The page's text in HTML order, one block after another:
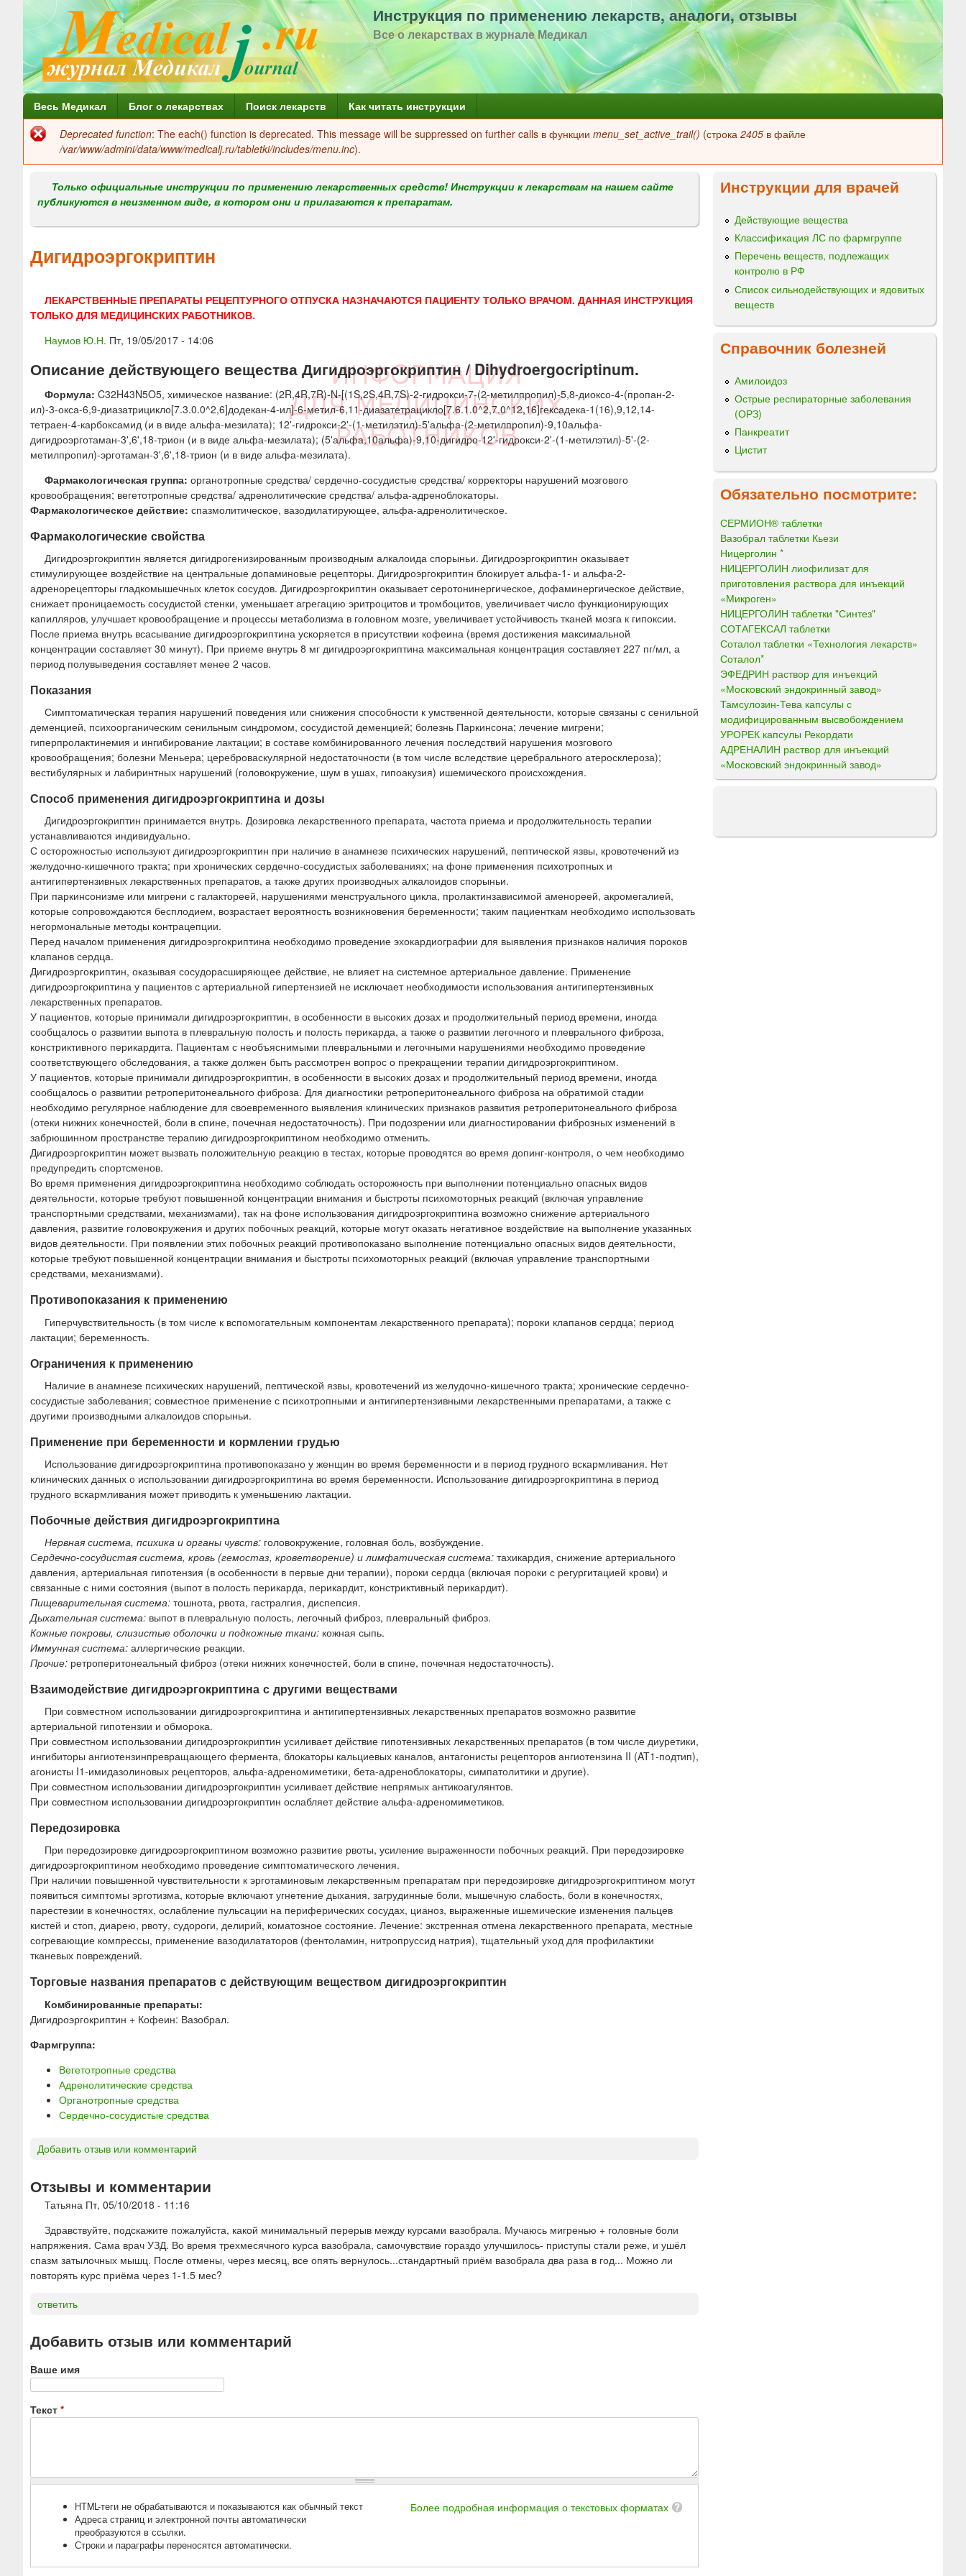
Перейти
к
содержанию
Инструкция по применению лекарств, аналоги, отзывы
Все о лекарствах в журнале Медикал
Г
л
н
м
н
Весь Медикал Блог о лекарствах Поиск лекарств Как читать инструкции
Сообщение
об
ошибке
Deprecated function: The each() function is deprecated. This message will be suppressed on further calls в функции menu_set_active_trail() (строка 2405 в файле
/var/www/admini/data/www/medicalj.ru/tabletki/includes/menu.inc).
Только официальные инструкции по применению лекарственных средств! Инструкции к лекарствам на нашем сайте
публикуются в неизменном виде, в котором они и прилагаются к препаратам.
Дигидроэргокриптин
ЛЕКАРСТВЕННЫЕ ПРЕПАРАТЫ РЕЦЕПТУРНОГО ОТПУСКА НАЗНАЧАЮТСЯ ПАЦИЕНТУ ТОЛЬКО ВРАЧОМ. ДАННАЯ ИНСТРУКЦИЯ
ТОЛЬКО ДЛЯ МЕДИЦИНСКИХ РАБОТНИКОВ.
Наумов Ю.Н. Пт, 19/05/2017 - 14:06
Описание действующего вещества Дигидроэргокриптин / Dihydroergocriptinum.
Формула: C32H43N5O5, химическое название: (2R,4R,7R)-N-[(1S,2S,4R,7S)-2-гидрокси-7-(2-метилпропил)-5,8-диоксо-4-(пропан-2-
ил)-3-окса-6,9-диазатрицикло[7.3.0.0^2,6]додекан-4-ил]-6-метил-6,11-диазатетрацикло[7.6.1.0^2,7.0^12,16]гексадека-1(16),9,12,14-
тетраен-4-карбоксамид (и в виде альфа-мезилата); 12'-гидрокси-2'-(1-метилэтил)-5'альфа-(2-метилпропил)-9,10альфа-
дигидроэрготаман-3',6',18-трион (и в виде альфа-мезилата); (5'альфа,10альфа)-9,10-дигидро-12'-гидрокси-2'-(1-метилэтил)-5'-(2-
метилпропил)-эрготаман-3',6',18-трион (и в виде альфа-мезилата).
Фармакологическая группа: органотропные средства/ сердечно-сосудистые средства/ корректоры нарушений мозгового
кровообращения; вегетотропные средства/ адренолитические средства/ альфа-адреноблокаторы.
Фармакологическое действие: спазмолитическое, вазодилатирующее, альфа-адренолитическое.
Фармакологические свойства
Дигидроэргокриптин является дигидрогенизированным производным алкалоида спорыньи. Дигидроэргокриптин оказывает
стимулирующее воздействие на центральные допаминовые рецепторы. Дигидроэргокриптин блокирует альфа-1- и альфа-2-
адренорецепторы гладкомышечных клеток сосудов. Дигидроэргокриптин оказывает серотонинергическое, дофаминергическое действие,
снижает проницаемость сосудистой стенки, уменьшает агрегацию эритроцитов и тромбоцитов, увеличивает число функционирующих
капилляров, улучшает кровообращение и процессы метаболизма в головном мозге, увеличивает устойчивость тканей мозга к гипоксии.
После приема внутрь всасывание дигидроэргокриптина ускоряется в присутствии кофеина (время достижения максимальной
концентрации составляет 30 минут). При приеме внутрь 8 мг дигидроэргокриптина максимальная концентрация составляет 227 пг/мл, а
период полувыведения составляет менее 2 часов.
Показания
Симптоматическая терапия нарушений поведения или снижения способности к умственной деятельности, которые связаны с сенильной
деменцией, психоорганическим сенильным синдромом, сосудистой деменцией; болезнь Паркинсона; лечение мигрени;
гиперпролактинемия и ингибирование лактации; в составе комбинированного лечения последствий нарушения мозгового
кровообращения; болезни Меньера; цереброваскулярной недостаточности (в том числе вследствие церебрального атеросклероза);
вестибулярных и лабиринтных нарушений (головокружение, шум в ушах, гипоакузия) ишемического происхождения.
Способ применения дигидроэргокриптина и дозы
Дигидроэргокриптин принимается внутрь. Дозировка лекарственного препарата, частота приема и продолжительность терапии
устанавливаются индивидуально.
С осторожностью используют дигидроэргокриптин при наличие в анамнезе психических нарушений, пептической язвы, кровотечений из
желудочно-кишечного тракта; при хронических сердечно-сосудистых заболеваниях; на фоне применения психотропных и
антигипертензивных лекарственных препаратов, а также других производных алкалоидов спорыньи.
При паркинсонизме или мигрени с галактореей, нарушениями менструального цикла, пролактинзависимой аменореей, акромегалией,
которые сопровождаются бесплодием, возрастает вероятность возникновения беременности; таким пациенткам необходимо использовать
негормональные методы контрацепции.
Перед началом применения дигидроэргокриптина необходимо проведение эхокардиографии для выявления признаков наличия пороков
клапанов сердца.
Дигидроэргокриптин, оказывая сосудорасширяющее действие, не влияет на системное артериальное давление. Применение
дигидроэргокриптина у пациентов с артериальной гипертензией не исключает необходимости использования антигипертензивных
лекарственных препаратов.
У пациентов, которые принимали дигидроэргокриптин, в особенности в высоких дозах и продолжительный период времени, иногда
сообщалось о развитии выпота в плевральную полость и полость перикарда, а также о развитии легочного и плеврального фиброза,
констриктивного перикардита. Пациентам с необъяснимыми плевральными и легочными нарушениями необходимо проведение
соответствующего обследования, а также должен быть рассмотрен вопрос о прекращении терапии дигидроэргокриптином.
У пациентов, которые принимали дигидроэргокриптин, в особенности в высоких дозах и продолжительный период времени, иногда
сообщалось о развитии ретроперитонеального фиброза. Для диагностики ретроперитонеального фиброза на обратимой стадии
необходимо регулярное наблюдение для своевременного выявления клинических признаков развития ретроперитонеального фиброза
(отеки нижних конечностей, боли в спине, почечная недостаточность). При подозрении или диагностировании фиброзных изменений в
забрюшинном пространстве терапию дигидроэргокриптином необходимо отменить.
Дигидроэргокриптин может вызвать положительную реакцию в тестах, которые проводятся во время допинг-контроля, о чем необходимо
предупредить спортсменов.
Во время применения дигидроэргокриптина необходимо соблюдать осторожность при выполнении потенциально опасных видов
деятельности, которые требуют повышенной концентрации внимания и быстроты психомоторных реакций (включая управление
транспортными средствами, механизмами), так на фоне использования дигидроэргокриптина возможно снижение артериального
давления, развитие головокружения и других побочных реакций, которые могут оказать негативное воздействие на выполнение указанных
видов деятельности. При появлении этих побочных реакций противопоказано выполнение потенциально опасных видов деятельности,
которые требуют повышенной концентрации внимания и быстроты психомоторных реакций (включая управление транспортными
средствами, механизмами).
Противопоказания к применению
Гиперчувствительность (в том числе к вспомогательным компонентам лекарственного препарата); пороки клапанов сердца; период
лактации; беременность.
Ограничения к применению
Наличие в анамнезе психических нарушений, пептической язвы, кровотечений из желудочно-кишечного тракта; хронические сердечно-
сосудистые заболевания; совместное применение с психотропными и антигипертензивными лекарственными препаратами, а также с
другими производными алкалоидов спорыньи.
Применение при беременности и кормлении грудью
Использование дигидроэргокриптина противопоказано у женщин во время беременности и в период грудного вскармливания. Нет
клинических данных о использовании дигидроэргокриптина во время беременности. Использование дигидроэргокриптина в период
грудного вскармливания может приводить к уменьшению лактации.
Побочные действия дигидроэргокриптина
Нервная система, психика и органы чувств: головокружение, головная боль, возбуждение.
Сердечно-сосудистая система, кровь (гемостаз, кроветворение) и лимфатическая система: тахикардия, снижение артериального
давления, артериальная гипотензия (в особенности в первые дни терапии), пороки сердца (включая пороки с регургитацией крови) и
связанные с ними состояния (выпот в полость перикарда, перикардит, констриктивный перикардит).
Пищеварительная система: тошнота, рвота, гастралгия, диспепсия.
Дыхательная система: выпот в плевральную полость, легочный фиброз, плевральный фиброз.
Кожные покровы, слизистые оболочки и подкожные ткани: кожная сыпь.
Иммунная система: аллергические реакции.
Прочие: ретроперитонеальный фиброз (отеки нижних конечностей, боли в спине, почечная недостаточность).
Взаимодействие дигидроэргокриптина с другими веществами
При совместном использовании дигидроэргокриптина и антигипертензивных лекарственных препаратов возможно развитие
артериальной гипотензии и обморока.
При совместном использовании дигидроэргокриптин усиливает действие гипотензивных лекарственных препаратов (в том числе диуретики,
ингибиторы ангиотензинпревращающего фермента, блокаторы кальциевых каналов, антагонисты рецепторов ангиотензина II (AT1-подтип),
агонисты I1-имидазолиновых рецепторов, альфа-адреномиметики, бета-адреноблокаторы, симпатолитики и другие).
При совместном использовании дигидроэргокриптин усиливает действие непрямых антикоагулянтов.
При совместном использовании дигидроэргокриптин ослабляет действие альфа-адреномиметиков.
Передозировка
При передозировке дигидроэргокриптином возможно развитие рвоты, усиление выраженности побочных реакций. При передозировке
дигидроэргокриптином необходимо проведение симптоматического лечения.
При наличии повышенной чувствительности к эрготаминовым лекарственным препаратам при передозировке дигидроэргокриптином могут
появиться симптомы эрготизма, которые включают угнетение дыхания, загрудинные боли, мышечную слабость, боли в конечностях,
парестезии в конечностях, ослабление пульсации на периферических сосудах, цианоз, выраженные ишемические изменения пальцев
кистей и стоп, диарею, рвоту, судороги, делирий, коматозное состояние. Лечение: экстренная отмена лекарственного препарата, местные
согревающие компрессы, применение вазодилататоров (фентоламин, нитропруссид натрия), тщательный уход для профилактики
тканевых повреждений.
Торговые названия препаратов с действующим веществом дигидроэргокриптин
Комбинированные препараты:
Дигидроэргокриптин + Кофеин: Вазобрал.
Фармгруппа:
Вегетотропные средства
Адренолитические средства
Органотропные средства
Сердечно-сосудистые средства
Добавить отзыв или комментарий
Отзывы и комментарии
Татьяна Пт, 05/10/2018 - 11:16
Здравствуйте, подскажите пожалуйста, какой минимальный перерыв между курсами вазобрала. Мучаюсь мигренью + головные боли
напряжения. Сама врач УЗД. Во время трехмесячного курса вазобрала, самочувствие гораздо улучшилось- приступы стали реже, и ушёл
спазм затылочных мышц. После отмены, через месяц, все опять вернулось...стандартный приём вазобрала два раза в год... Можно ли
повторять курс приёма через 1-1.5 мес?
ответить
Добавить отзыв или комментарий
Ваше имя
Текст *
Более подробная информация о текстовых форматах
HTML-теги не обрабатываются и показываются как обычный текст
Адреса страниц и электронной почты автоматически
преобразуются в ссылки.
Строки и параграфы переносятся автоматически.
Инструкции для врачей
Действующие вещества
Классификация ЛС по фармгруппе
Перечень веществ, подлежащих
контролю в РФ
Список сильнодействующих и ядовитых
веществ
Справочник болезней
Амилоидоз
Острые респираторные заболевания
(ОРЗ)
Панкреатит
Цистит
Обязательно посмотрите:
СЕРМИОН® таблетки
Вазобрал таблетки Кьези
Ницерголин *
НИЦЕРГОЛИН лиофилизат для
приготовления раствора для инъекций
«Микроген»
НИЦЕРГОЛИН таблетки "Синтез"
СОТАГЕКСАЛ таблетки
Соталол таблетки «Технология лекарств»
Соталол*
ЭФЕДРИН раствор для инъекций
«Московский эндокринный завод»
Тамсулозин-Тева капсулы с
модифицированным высвобождением
УРОРЕК капсулы Рекордати
АДРЕНАЛИН раствор для инъекций
«Московский эндокринный завод»